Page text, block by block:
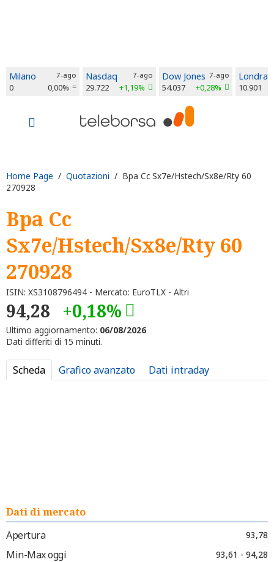
Milano 7-ago
0 0,00%
Nasdaq 7-ago
29.722 +1,19%
Dow Jones 7-ago
54.037 +0,28%
Londra
10.901
Home Page / Quotazioni / Bpa Cc Sx7e/Hstech/Sx8e/Rty 60
270928
Bpa Cc
Sx7e/Hstech/Sx8e/Rty 60
270928
ISIN: XS3108796494 - Mercato: EuroTLX - Altri
94,28 +0,18%
Ultimo aggiornamento: 06/08/2026
Dati differiti di 15 minuti.
Scheda Grafico avanzato Dati intraday
Dati di mercato
Apertura
93,78
Min-Max oggi 93,61 - 94,28